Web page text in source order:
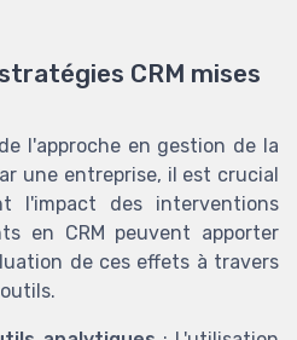
CRM mises
l'approche en gestion de la
une entreprise, il est crucial
l'impact des interventions
en CRM peuvent apporter
de ces effets à travers